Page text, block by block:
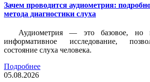
Зачем проводится аудиометрия:
метода диагностики слуха
Аудиометрия — это базовое, но
информативное исследование,
состояние слуха человека.
Подробнее
05.08.2026